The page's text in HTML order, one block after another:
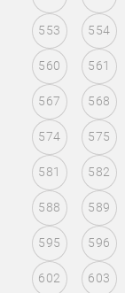
553 554
560 561
567 568
574 575
581 582
588 589
595 596
602 603